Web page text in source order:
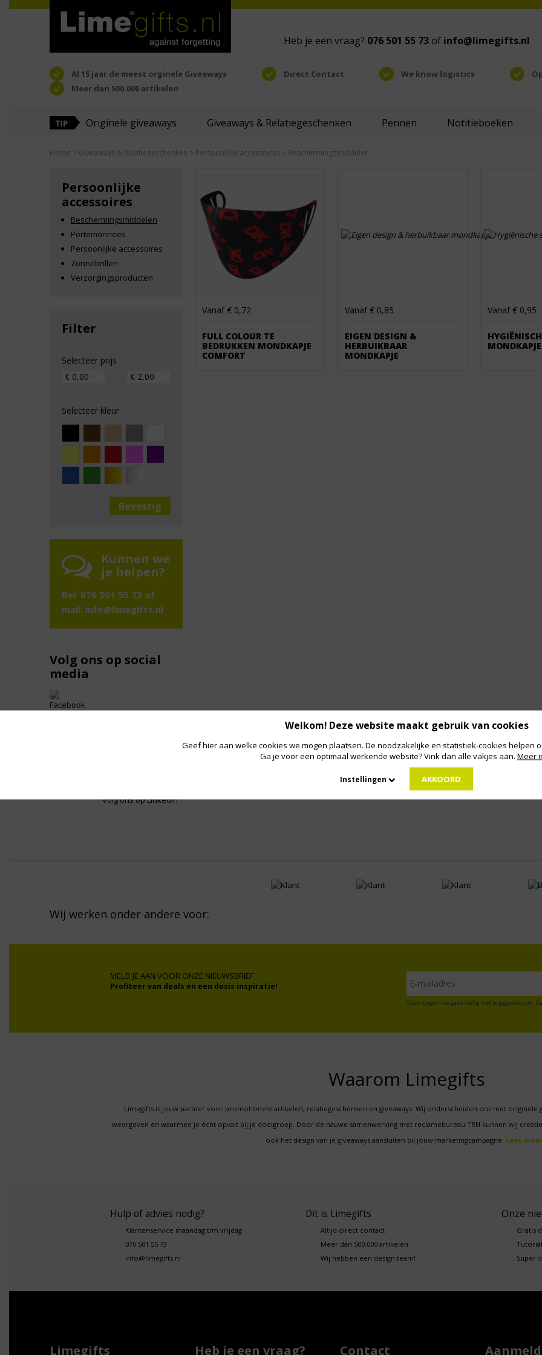
Heb je een vraag? 076 501 55 73of info@limegifts.nl
Al 15 jaar de meest orginele Giveaways Direct Contact We know logistics
Meer dan 500.000 artikelen
Originele giveaways Giveaways & Relatiegeschenken Pennen Notitieboeken
Home > Giveaways & Relatiegeschenken > Persoonlijke accessoires > Beschermingsmiddelen
Persoonlijke
accessoires
Beschermingsmiddelen
Portemonnees
Persoonlijke accessoires
Zonnebrillen
Verzorgingsproducten
Filter
Selecteer prijs
Selecteer kleur
Kunnen we
je helpen?
Bel: 076 501 55 73 of
mail: info@limegifts.nl
Volg ons op social
media
Volg ons op LinkedIn
Vanaf € 0,72
FULL COLOUR TE
BEDRUKKEN MONDKAPJE
COMFORT
Vanaf € 0,85
EIGEN DESIGN &
HERBUIKBAAR
MONDKAPJE
Vanaf € 0,95
MONDKAPJE
Wij werken onder andere voor:
MELD JE AAN VOOR ONZE NIEUWSBRIEF
Profiteer van deals en een dosis inspiratie!
Geen zorgen: we gaan veilig met je gegevens om.
Waarom Limegifts
Limegifts is jouw partner voor promotionele artikelen, relatiegeschenken en giveaways. Wij onderscheiden ons met
weergeven en waarmee je écht opvalt bij je doelgroep. Door de nauwe samenwerking met reclamebureau TRN kunnen wij
ook het design van je giveaways aansluiten bij jouw marketingcampagne. Lees
Hulp of advies nodig?
Klantenservice maandag t/m vrijdag
076 501 55 73
info@limegifts.nl
Dit is Limegifts
Altijd direct contact
Meer dan 500.000 artikelen
Wij hebben een design team!
Onze
Gratis
Super
Limegifts Heb je een vraag? Contact
Welkom! Deze website maakt gebruik van cookies
Geef hier aan welke cookies we mogen plaatsen. De noodzakelijke en statistiek-cookies helpen
Ga je voor een optimaal werkende website? Vink dan alle vakjes aan. Meer
Instellingen AKKOORD